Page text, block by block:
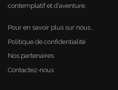
contemplatif et d’aventure.
Pour en savoir plus sur nous...
Politique de confidentialité
Nos partenaires
Contactez-nous